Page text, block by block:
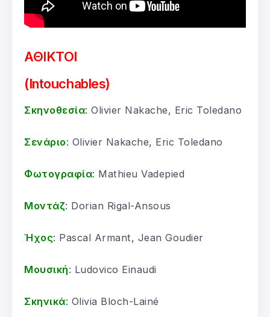
ΑΘΙΚΤΟΙ
(Intouchables)
Σκηνοθεσία: Olivier Nakache, Eric Toledano
Σενάριο: Olivier Nakache, Eric Toledano
Φωτογραφία: Mathieu Vadepied
Μοντάζ: Dorian Rigal-Ansous
Ήχος: Pascal Armant, Jean Goudier
Μουσική: Ludovico Einaudi
Σκηνικά: Olivia Bloch-Lainé